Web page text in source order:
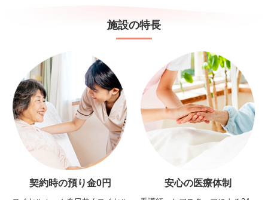
施設の特長
契約時の預り金0円 安心の医療体制